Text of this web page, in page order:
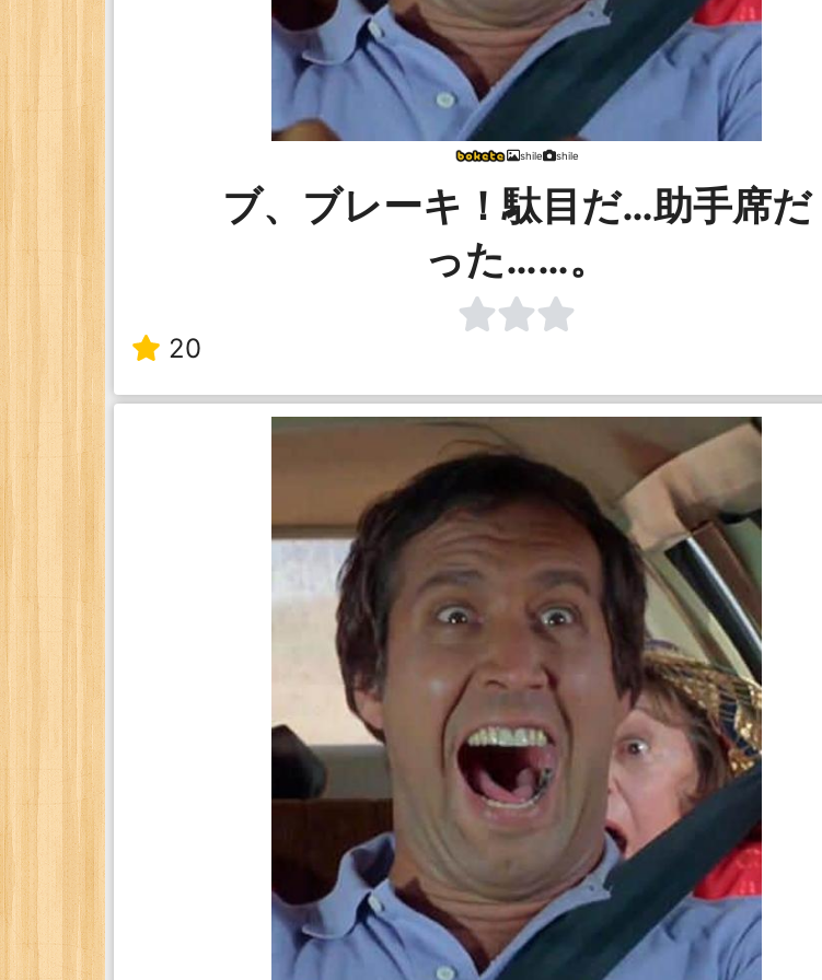
shile shile
ブ、ブレーキ！駄目だ…助手席だ
った……。
20